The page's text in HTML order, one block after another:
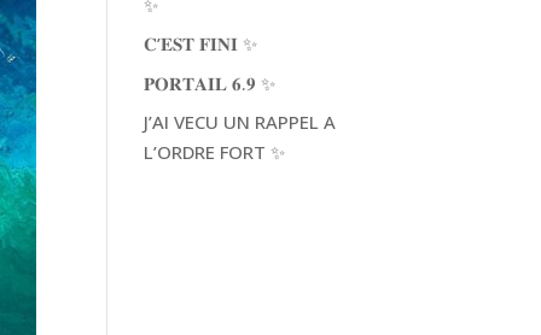
𝐂’𝐄𝐒𝐓 𝐅𝐈𝐍𝐈 ✨
𝐏𝐎𝐑𝐓𝐀𝐈𝐋 𝟔.𝟗 ✨
J’AI VECU UN RAPPEL A
L’ORDRE FORT ✨